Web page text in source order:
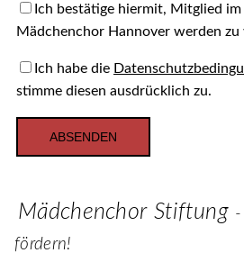
Ich bestätige hiermit, Mitglied im
Mädchenchor Hannover werden zu
Ich habe die
stimme diesen ausdrücklich zu.
Mädchenchor Stiftung
fördern!